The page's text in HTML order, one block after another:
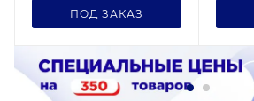
ПОД ЗАКАЗ